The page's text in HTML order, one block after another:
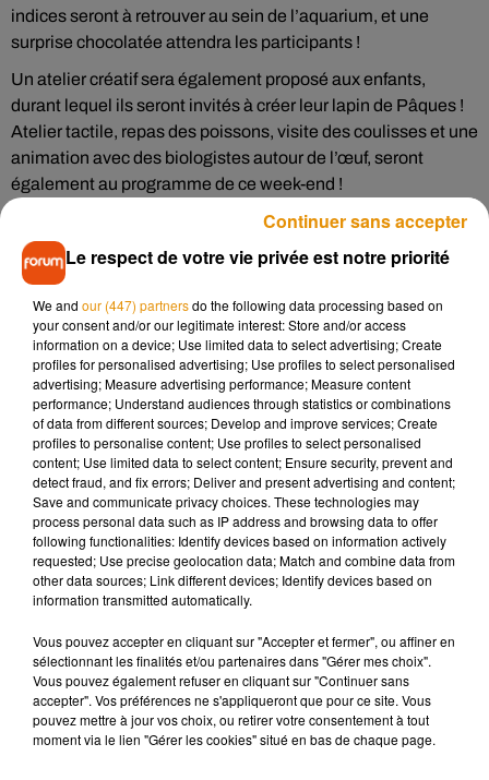
indices seront à retrouver au sein de l’aquarium, et une
surprise chocolatée attendra les participants !
Un atelier créatif sera également proposé aux enfants,
durant lequel ils seront invités à créer leur lapin de Pâques !
Atelier tactile, repas des poissons, visite des coulisses et une
animation avec des biologistes autour de l’œuf, seront
également au programme de ce week-end !
Informations pratiques :
05 55 33 42 11
aquariumdulimousin@gmail.com
www.aquariumdulimousin.com
Musique
Madonna sort enfin le remix de « Love
Sensation » avec Kylie Minogue
Angèle et Amélie Lens dévoilent leur
Le respect de votre vie privée est notre priorité
We and our (447) partnersdo the following data processing based on
your consent and/or our legitimate interest: Store and/or access
information on a device; Use limited data to select advertising; Create
profiles for personalised advertising; Use profiles to select personalised
advertising; Measure advertising performance; Measure content
performance; Understand audiences through statistics or combinations
of data from different sources; Develop and improve services; Create
profiles to personalise content; Use profiles to select personalised
content; Use limited data to select content; Ensure security, prevent and
detect fraud, and fix errors; Deliver and present advertising and content;
Save and communicate privacy choices. These technologies may
process personal data such as IP address and browsing data to offer
following functionalities: Identify devices based on information actively
requested; Use precise geolocation data; Match and combine data from
other data sources; Link different devices; Identify devices based on
information transmitted automatically.
Vous pouvez accepter en cliquant sur "Accepter et fermer", ou affiner en
sélectionnant les finalités et/ou partenaires dans "Gérer mes choix".
Vous pouvez également refuser en cliquant sur "Continuer sans
accepter". Vos préférences ne s'appliqueront que pour ce site. Vous
pouvez mettre à jour vos choix, ou retirer votre consentement à tout
moment via le lien "Gérer les cookies" situé en bas de chaque page.
Continuer sans accepter